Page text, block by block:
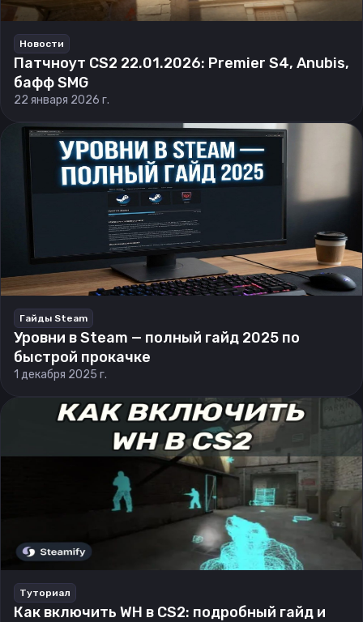
Новости
Патчноут CS2 22.01.2026: Premier S4, Anubis,
бафф SMG
22 января 2026 г.
Гайды Steam
Уровни в Steam — полный гайд 2025 по
быстрой прокачке
1 декабря 2025 г.
Туториал
Как включить WH в CS2: подробный гайд и